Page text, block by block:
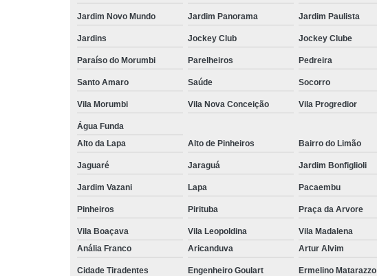
Jardim Novo Mundo Jardim Panorama Jardim Paulista
Jardins Jockey Club Jockey Clube
Paraíso do Morumbi Parelheiros Pedreira
Santo Amaro Saúde Socorro
Vila Morumbi Vila Nova Conceição Vila Progredior
Água Funda
Alto da Lapa
Alto de Pinheiros Bairro do Limão
Jaguaré Jaraguá Jardim Bonfiglioli
Jardim Vazani Lapa Pacaembu
Pinheiros Pirituba Praça da Arvore
Vila Boaçava Vila Leopoldina Vila Madalena
Anália Franco
Aricanduva Artur Alvim
Cidade Tiradentes Engenheiro Goulart Ermelino Matarazzo